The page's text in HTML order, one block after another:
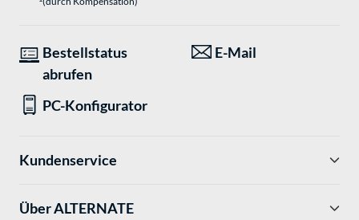
Bestellstatus
abrufen
E-Mail
PC-Konfigurator
Kundenservice
Über ALTERNATE